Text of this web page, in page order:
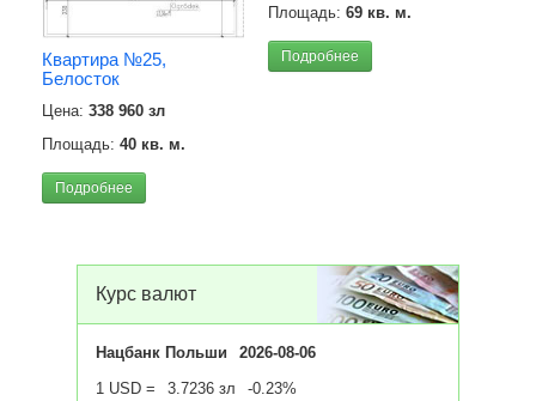
Квартира №25,
Белосток
Цена: 338 960 зл
Площадь: 40 кв. м.
Подробнее
Площадь: 69 кв. м.
Подробнее
Курс валют
Нацбанк Польши
2026-08-06
1 USD =
3.7236 зл -0.23%